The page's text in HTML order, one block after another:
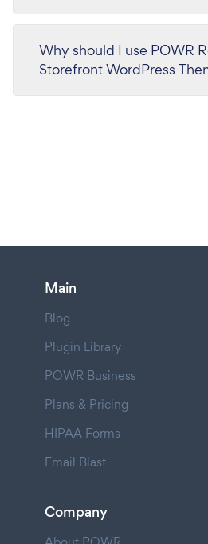
Why should I use POWR
Storefront WordPress
Main
Blog
Plugin Library
POWR Business
Plans & Pricing
HIPAA Forms
Email Blast
Company